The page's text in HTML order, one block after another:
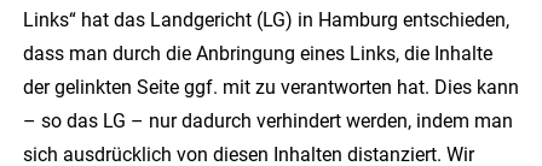
Links“ hat das Landgericht (LG) in Hamburg entschieden,
dass man durch die Anbringung eines Links, die Inhalte
der gelinkten Seite ggf. mit zu verantworten hat. Dies kann
– so das LG – nur dadurch verhindert werden, indem man
sich ausdrücklich von diesen Inhalten distanziert. Wir